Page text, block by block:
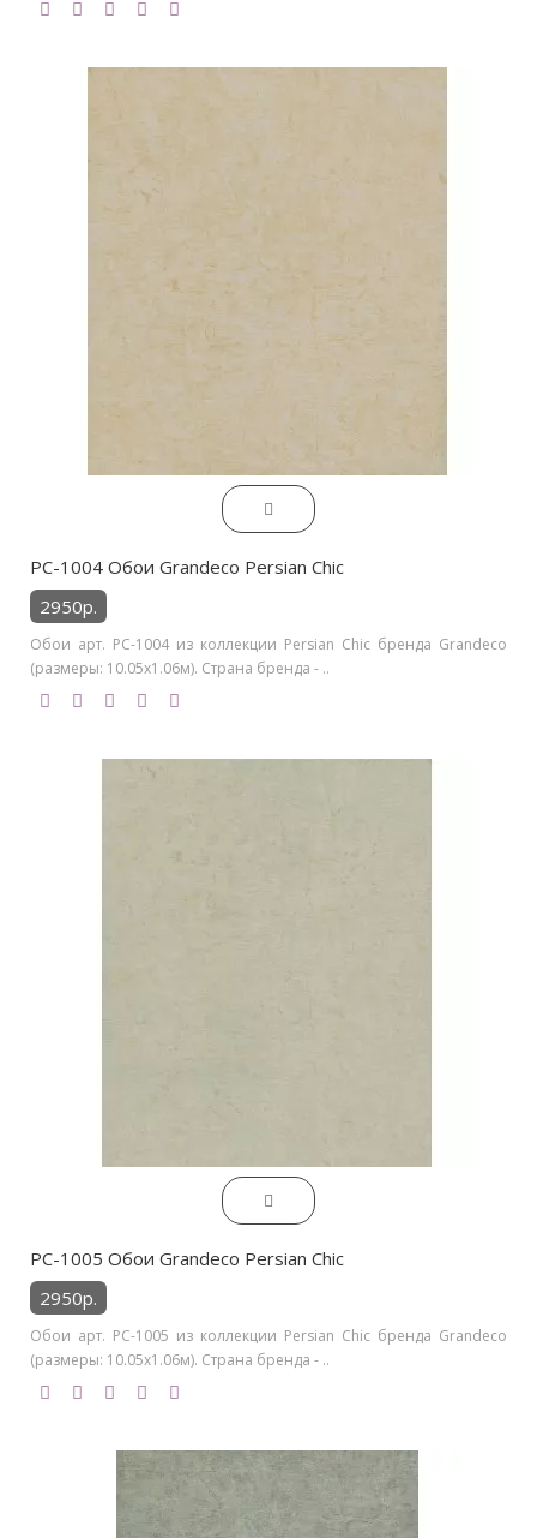
PC-1004 Обои Grandeco Persian Chic
2950р.
Обои арт. PC-1004 из коллекции Persian Chic бренда Grandeco
(размеры: 10.05х1.06м). Страна бренда - ..
PC-1005 Обои Grandeco Persian Chic
2950р.
Обои арт. PC-1005 из коллекции Persian Chic бренда Grandeco
(размеры: 10.05х1.06м). Страна бренда - ..